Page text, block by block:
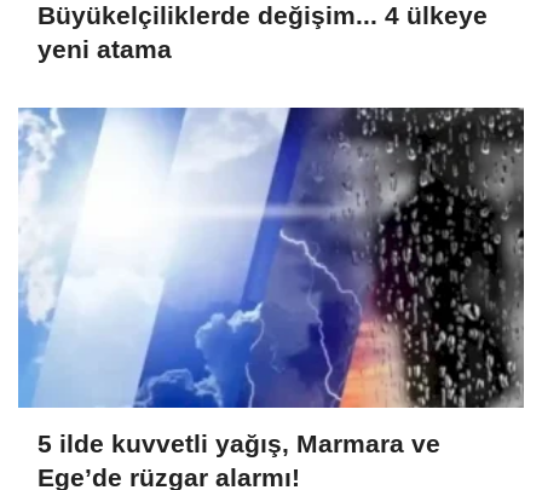
Büyükelçiliklerde değişim... 4 ülkeye
yeni atama
5 ilde kuvvetli yağış, Marmara ve
Ege’de rüzgar alarmı!